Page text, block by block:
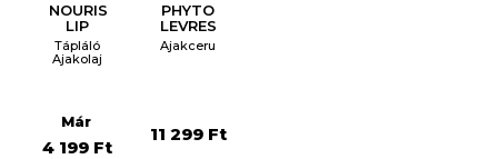
NOURISHING
LIP
OILS
Tápláló
Ajakolaj
Már
4 199 Ft
PHYTO
LEVRES
PERFECT
Ajakceruza
11 299 Ft
Create wishlist